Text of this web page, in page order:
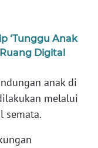
‘Tunggu Anak
Digital
anak di
melalui
semata.